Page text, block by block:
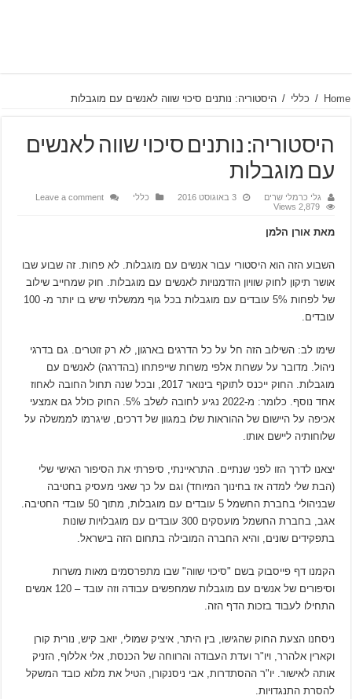
Home
/ כללי / היסטוריה: נותנים סיכוי שווה לאנשים עם מוגבלות
היסטוריה: נותנים סיכוי שווה לאנשים
עם מוגבלות
גלי כרמלי שרים 3 באוגוסט 2016 כללי
Leave a comment
2,879 Views
מאת אורן הלמן
השבוע הזה הוא היסטורי עבור אנשים עם מוגבלות. לא פחות. זה שבוע שבו
אושר תיקון לחוק שוויון הזדמנויות לאנשים עם מוגבלות. חוק שמחייב שילוב
של לפחות 5% עובדים עם מוגבלות בכל גוף ממשלתי שיש בו יותר מ- 100
עובדים.
שימו לב: השילוב הזה חל על כל הדרגים בארגון, לא רק זוטרים. גם בדרגי
ניהול. מדובר על עשרות אלפי משרות שייפתחו (בהדרגה) לאנשים עם
מוגבלות. החוק ייכנס לתוקף בינואר 2017, ובכל שנה תחול החובה לאחוז
אחד נוסף. כלומר: מ-2022 נגיע לחובה לשלב 5%. החוק כולל גם אמצעי
אכיפה על היישום של ההוראות שלו במגוון של דרכים, שיגרמו לממשלה על
שלוחותיה ליישם אותו.
יצאנו לדרך הזו לפני שנתיים. התראיינתי, סיפרתי את הסיפור האישי שלי
(הבת שלי למדה אז בחינוך המיוחד) וגם על כך שאני מעסיק בחטיבה
שבניהולי בחברת החשמל 5 עובדים עם מוגבלות, מתוך 50 עובדי החטיבה.
אגב, בחברת החשמל מועסקים 300 עובדים עם מוגבלויות שונות
בתפקידים שונים, והיא החברה המובילה בתחום הזה בישראל.
הקמנו דף פייסבוק בשם "סיכוי שווה" שבו מתפרסמים מאות משרות
וסיפורים של אנשים עם מוגבלות שמחפשים עבודה וזה עובד – 120 אנשים
התחילו לעבוד בזכות הדף הזה.
ניסחנו הצעת החוק שהגישו, בין היתר, איציק שמולי, יואב קיש, נורית קורן
וקארין אלהרר, ויו"ר ועדת העבודה והרווחה של הכנסת, אלי אללוף, הזניק
אותה לאישור. יו"ר ההסתדרות, אבי ניסנקורן, הטיל את מלוא כובד המשקל
להסרת התנגדויות.